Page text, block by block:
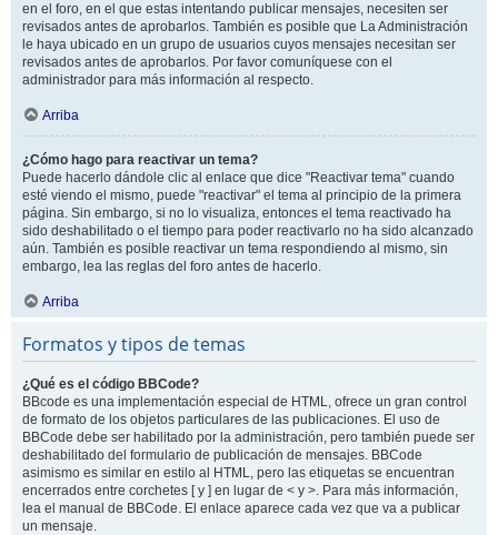
en el foro, en el que estas intentando publicar mensajes, necesiten ser
revisados antes de aprobarlos. También es posible que La Administración
le haya ubicado en un grupo de usuarios cuyos mensajes necesitan ser
revisados antes de aprobarlos. Por favor comuníquese con el
administrador para más información al respecto.
Arriba
¿Cómo hago para reactivar un tema?
Puede hacerlo dándole clic al enlace que dice "Reactivar tema" cuando
esté viendo el mismo, puede "reactivar" el tema al principio de la primera
página. Sin embargo, si no lo visualiza, entonces el tema reactivado ha
sido deshabilitado o el tiempo para poder reactivarlo no ha sido alcanzado
aún. También es posible reactivar un tema respondiendo al mismo, sin
embargo, lea las reglas del foro antes de hacerlo.
Arriba
Formatos y tipos de temas
¿Qué es el código BBCode?
BBcode es una implementación especial de HTML, ofrece un gran control
de formato de los objetos particulares de las publicaciones. El uso de
BBCode debe ser habilitado por la administración, pero también puede ser
deshabilitado del formulario de publicación de mensajes. BBCode
asimismo es similar en estilo al HTML, pero las etiquetas se encuentran
encerrados entre corchetes [ y ] en lugar de < y >. Para más información,
lea el manual de BBCode. El enlace aparece cada vez que va a publicar
un mensaje.